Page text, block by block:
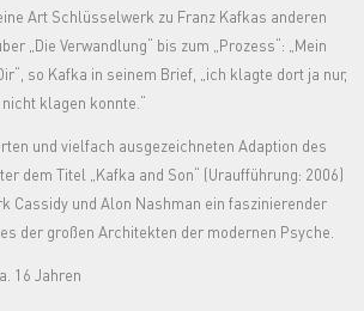
Art Schlüsselwerk zu Franz Kafkas anderen
„Die Verwandlung“ bis zum „Prozess“: „Mein
so Kafka in seinem Brief, „ich klagte dort ja nur,
klagen konnte.“
und vielfach ausgezeichneten Adaption des
dem Titel „Kafka and Son“ (Uraufführung: 2006)
Cassidy und Alon Nashman ein faszinierender
der großen Architekten der modernen Psyche.
16 Jahren